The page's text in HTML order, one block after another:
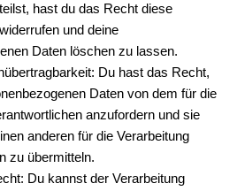
hast du das Recht diese
und deine
Daten löschen zu lassen.
Du hast das Recht,
Daten von dem für die
anzufordern und sie
anderen für die Verarbeitung
zu übermitteln.
Du kannst der Verarbeitung